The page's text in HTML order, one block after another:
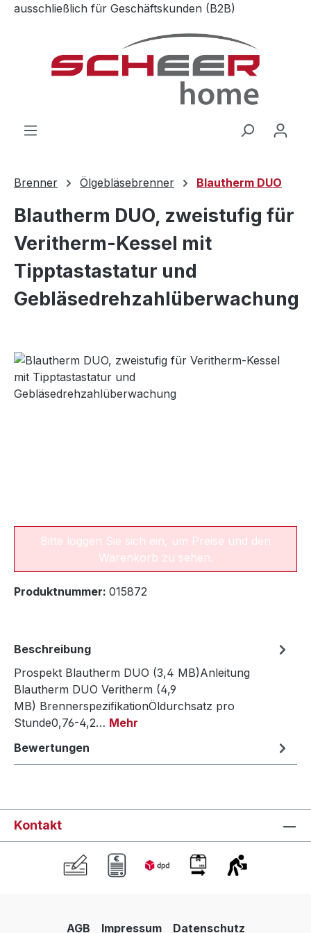
Zum Hauptinhalt springen
ausschließlich für Geschäftskunden (B2B)
Brenner Ölgebläsebrenner Blautherm DUO
Blautherm DUO, zweistufig für
Veritherm-Kessel mit
Tipptastastatur und
Gebläsedrehzahlüberwachung
Bildergalerie überspringen
Bitte loggen Sie sich ein, um Preise und den
Warenkorb zu sehen.
Produktnummer: 015872
Beschreibung
Prospekt Blautherm DUO (3,4 MB)Anleitung
Blautherm DUO Veritherm (4,9
MB) BrennerspezifikationÖldurchsatz pro
Stunde0,76-4,2… Mehr
Bewertungen
Kontakt
AGB Impressum Datenschutz